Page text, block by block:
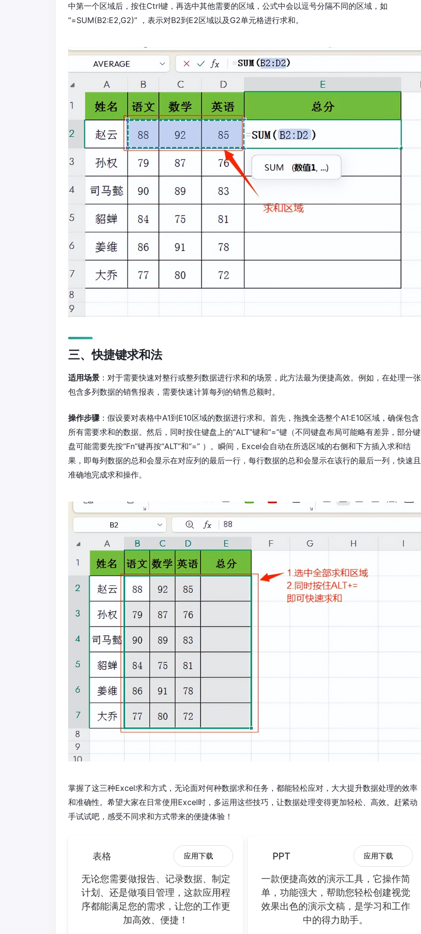
中第一个区域后，按住Ctrl键，再选中其他需要的区域，公式中会以逗号分隔不同的区域，如
“=SUM(B2:E2,G2)” ，表示对B2到E2区域以及G2单元格进行求和。
三、快捷键求和法
适用场景 ：对于需要快速对整行或整列数据进行求和的场景，此方法最为便捷高效。例如，在处理一张
包含多列数据的销售报表，需要快速计算每列的销售总额时。
操作步骤：假设要对表格中A1到E10区域的数据进行求和。首先，拖拽全选整个A1:E10区域，确保包含
所有需要求和的数据。然后，同时按住键盘上的“ALT”键和“=”键（不同键盘布局可能略有差异，部分键
盘可能需要先按“Fn”键再按“ALT”和“=” ）。瞬间，Excel会自动在所选区域的右侧和下方插入求和结
果，即每列数据的总和会显示在对应列的最后一行，每行数据的总和会显示在该行的最后一列，快速且
准确地完成求和操作。
掌握了这三种Excel求和方式，无论面对何种数据求和任务，都能轻松应对，大大提升数据处理的效率
和准确性。希望大家在日常使用Excel时，多运用这些技巧，让数据处理变得更加轻松、高效。赶紧动
手试试吧，感受不同求和方式带来的便捷体验！
表格 应用下载
无论您需要做报告、记录数据、制定
计划、还是做项目管理，这款应用程
序都能满足您的需求，让您的工作更
加高效、便捷！
PPT 应用下载
一款便捷高效的演示工具，它操作简
单，功能强大，帮助您轻松创建视觉
效果出色的演示文稿，是学习和工作
中的得力助手。